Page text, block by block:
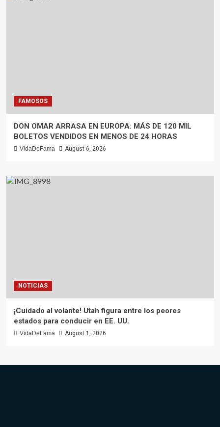
FAMOSOS
DON OMAR ARRASA EN EUROPA: MÁS DE 120 MIL
BOLETOS VENDIDOS EN MENOS DE 24 HORAS
VidaDeFama August 6, 2026
NOTICIAS
¡Cuidado al volante! Utah figura entre los peores
estados para conducir en EE. UU.
VidaDeFama August 1, 2026